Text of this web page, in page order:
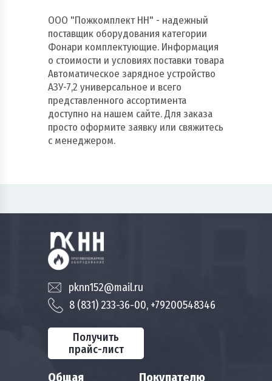
ООО "Пожкомплект НН" - надежный
поставщик оборудования категории
Фонари комплектующие. Информация
о стоимости и условиях поставки товара
Автоматическое зарядное устройство
АЗУ-7,2 универсальное и всего
представленного ассортимента
доступно на нашем сайте. Для заказа
просто оформите заявку или свяжитесь
с менеджером.
Общая Покупателю
pknn152@mail.ru
8 (831) 233-36-00, +79200548346
Получить
прайс-лист